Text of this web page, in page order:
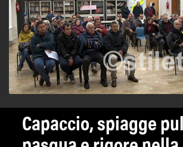
Capaccio, spiagge